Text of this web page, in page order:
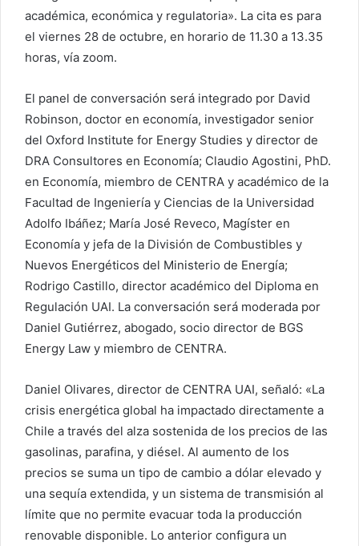
académica, económica y regulatoria». La cita es para
el viernes 28 de octubre, en horario de 11.30 a 13.35
horas, vía zoom.
El panel de conversación será integrado por David
Robinson, doctor en economía, investigador senior
del Oxford Institute for Energy Studies y director de
DRA Consultores en Economía; Claudio Agostini, PhD.
en Economía, miembro de CENTRA y académico de la
Facultad de Ingeniería y Ciencias de la Universidad
Adolfo Ibáñez; María José Reveco, Magíster en
Economía y jefa de la División de Combustibles y
Nuevos Energéticos del Ministerio de Energía;
Rodrigo Castillo, director académico del Diploma en
Regulación UAI. La conversación será moderada por
Daniel Gutiérrez, abogado, socio director de BGS
Energy Law y miembro de CENTRA.
Daniel Olivares, director de CENTRA UAI, señaló: «La
crisis energética global ha impactado directamente a
Chile a través del alza sostenida de los precios de las
gasolinas, parafina, y diésel. Al aumento de los
precios se suma un tipo de cambio a dólar elevado y
una sequía extendida, y un sistema de transmisión al
límite que no permite evacuar toda la producción
renovable disponible. Lo anterior configura un